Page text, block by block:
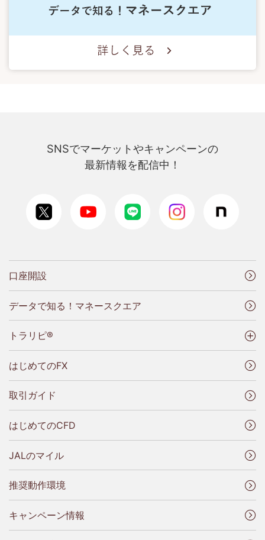
SNSでマーケットやキャンペーンの
最新情報を配信中！
口座開設
データで知る！マネースクエア
トラリピ®
はじめてのFX
取引ガイド
はじめてのCFD
JALのマイル
推奨動作環境
キャンペーン情報